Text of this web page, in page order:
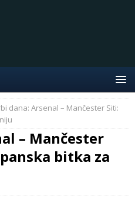
dana: Arsenal – Mančester Siti:
– Mančester
bitka za